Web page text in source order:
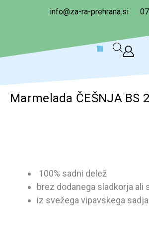
info@za-ra-prehrana.si
Marmelada ČEŠNJA BS
100% sadni delež
brez dodanega sladkorja ali
iz svežega vipavskega sadja